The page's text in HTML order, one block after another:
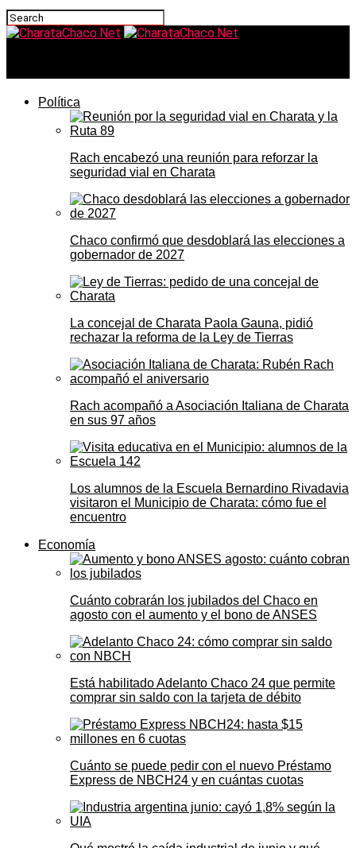
Política
Rach encabezó una reunión para reforzar la
seguridad vial en Charata
Chaco confirmó que desdoblará las elecciones a
gobernador de 2027
La concejal de Charata Paola Gauna, pidió
rechazar la reforma de la Ley de Tierras
Rach acompañó a Asociación Italiana de Charata
en sus 97 años
Los alumnos de la Escuela Bernardino Rivadavia
visitaron el Municipio de Charata: cómo fue el
encuentro
Economía
Cuánto cobrarán los jubilados del Chaco en
agosto con el aumento y el bono de ANSES
Está habilitado Adelanto Chaco 24 que permite
comprar sin saldo con la tarjeta de débito
Cuánto se puede pedir con el nuevo Préstamo
Express de NBCH24 y en cuántas cuotas